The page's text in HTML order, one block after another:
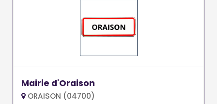
Mairie d'Oraison
ORAISON (04700)